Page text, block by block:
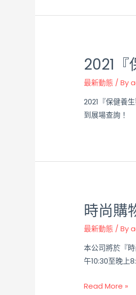
2021『
最新動態 / By
2021『保健養
到展場查詢！
時尚購
最新動態 / By
本公司將於『
午10:30至晚上
Read More »